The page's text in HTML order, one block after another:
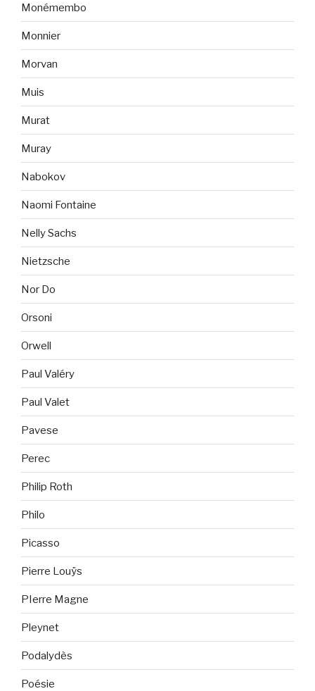
Monémembo
Monnier
Morvan
Muis
Murat
Muray
Nabokov
Naomi Fontaine
Nelly Sachs
Nietzsche
Nor Do
Orsoni
Orwell
Paul Valéry
Paul Valet
Pavese
Perec
Philip Roth
Philo
Picasso
Pierre Louÿs
PIerre Magne
Pleynet
Podalydès
Poésie